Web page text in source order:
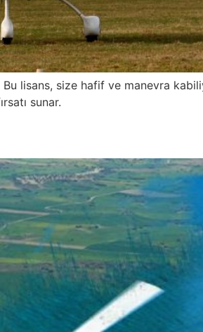
lisans, size hafif ve manevra
sunar.